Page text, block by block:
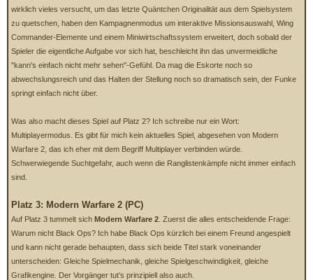
wirklich vieles versucht, um das letzte Quäntchen Originalität aus dem Spielsystem
zu quetschen, haben den Kampagnenmodus um interaktive Missionsauswahl, Wing
Commander-Elemente und einem Miniwirtschaftssystem erweitert, doch sobald der
Spieler die eigentliche Aufgabe vor sich hat, beschleicht ihn das unvermeidliche
"kann's einfach nicht mehr sehen"-Gefühl. Da mag die Eskorte noch so
abwechslungsreich und das Halten der Stellung noch so dramatisch sein, der Funke
springt einfach nicht über.
Was also macht dieses Spiel auf Platz 2? Ich schreibe nur ein Wort:
Multiplayermodus. Es gibt für mich kein aktuelles Spiel, abgesehen von Modern
Warfare 2, das ich eher mit dem Begriff Multiplayer verbinden würde.
Schwerwiegende Suchtgefahr, auch wenn die Ranglistenkämpfe nicht immer einfach
sind.
Platz 3: Modern Warfare 2 (PC)
Auf Platz 3 tummelt sich Modern Warfare 2 . Zuerst die alles entscheidende Frage:
Warum nicht Black Ops? Ich habe Black Ops kürzlich bei einem Freund angespielt
und kann nicht gerade behaupten, dass sich beide Titel stark voneinander
unterscheiden: Gleiche Spielmechanik, gleiche Spielgeschwindigkeit, gleiche
Grafikengine. Der Vorgänger tut’s prinzipiell also auch.